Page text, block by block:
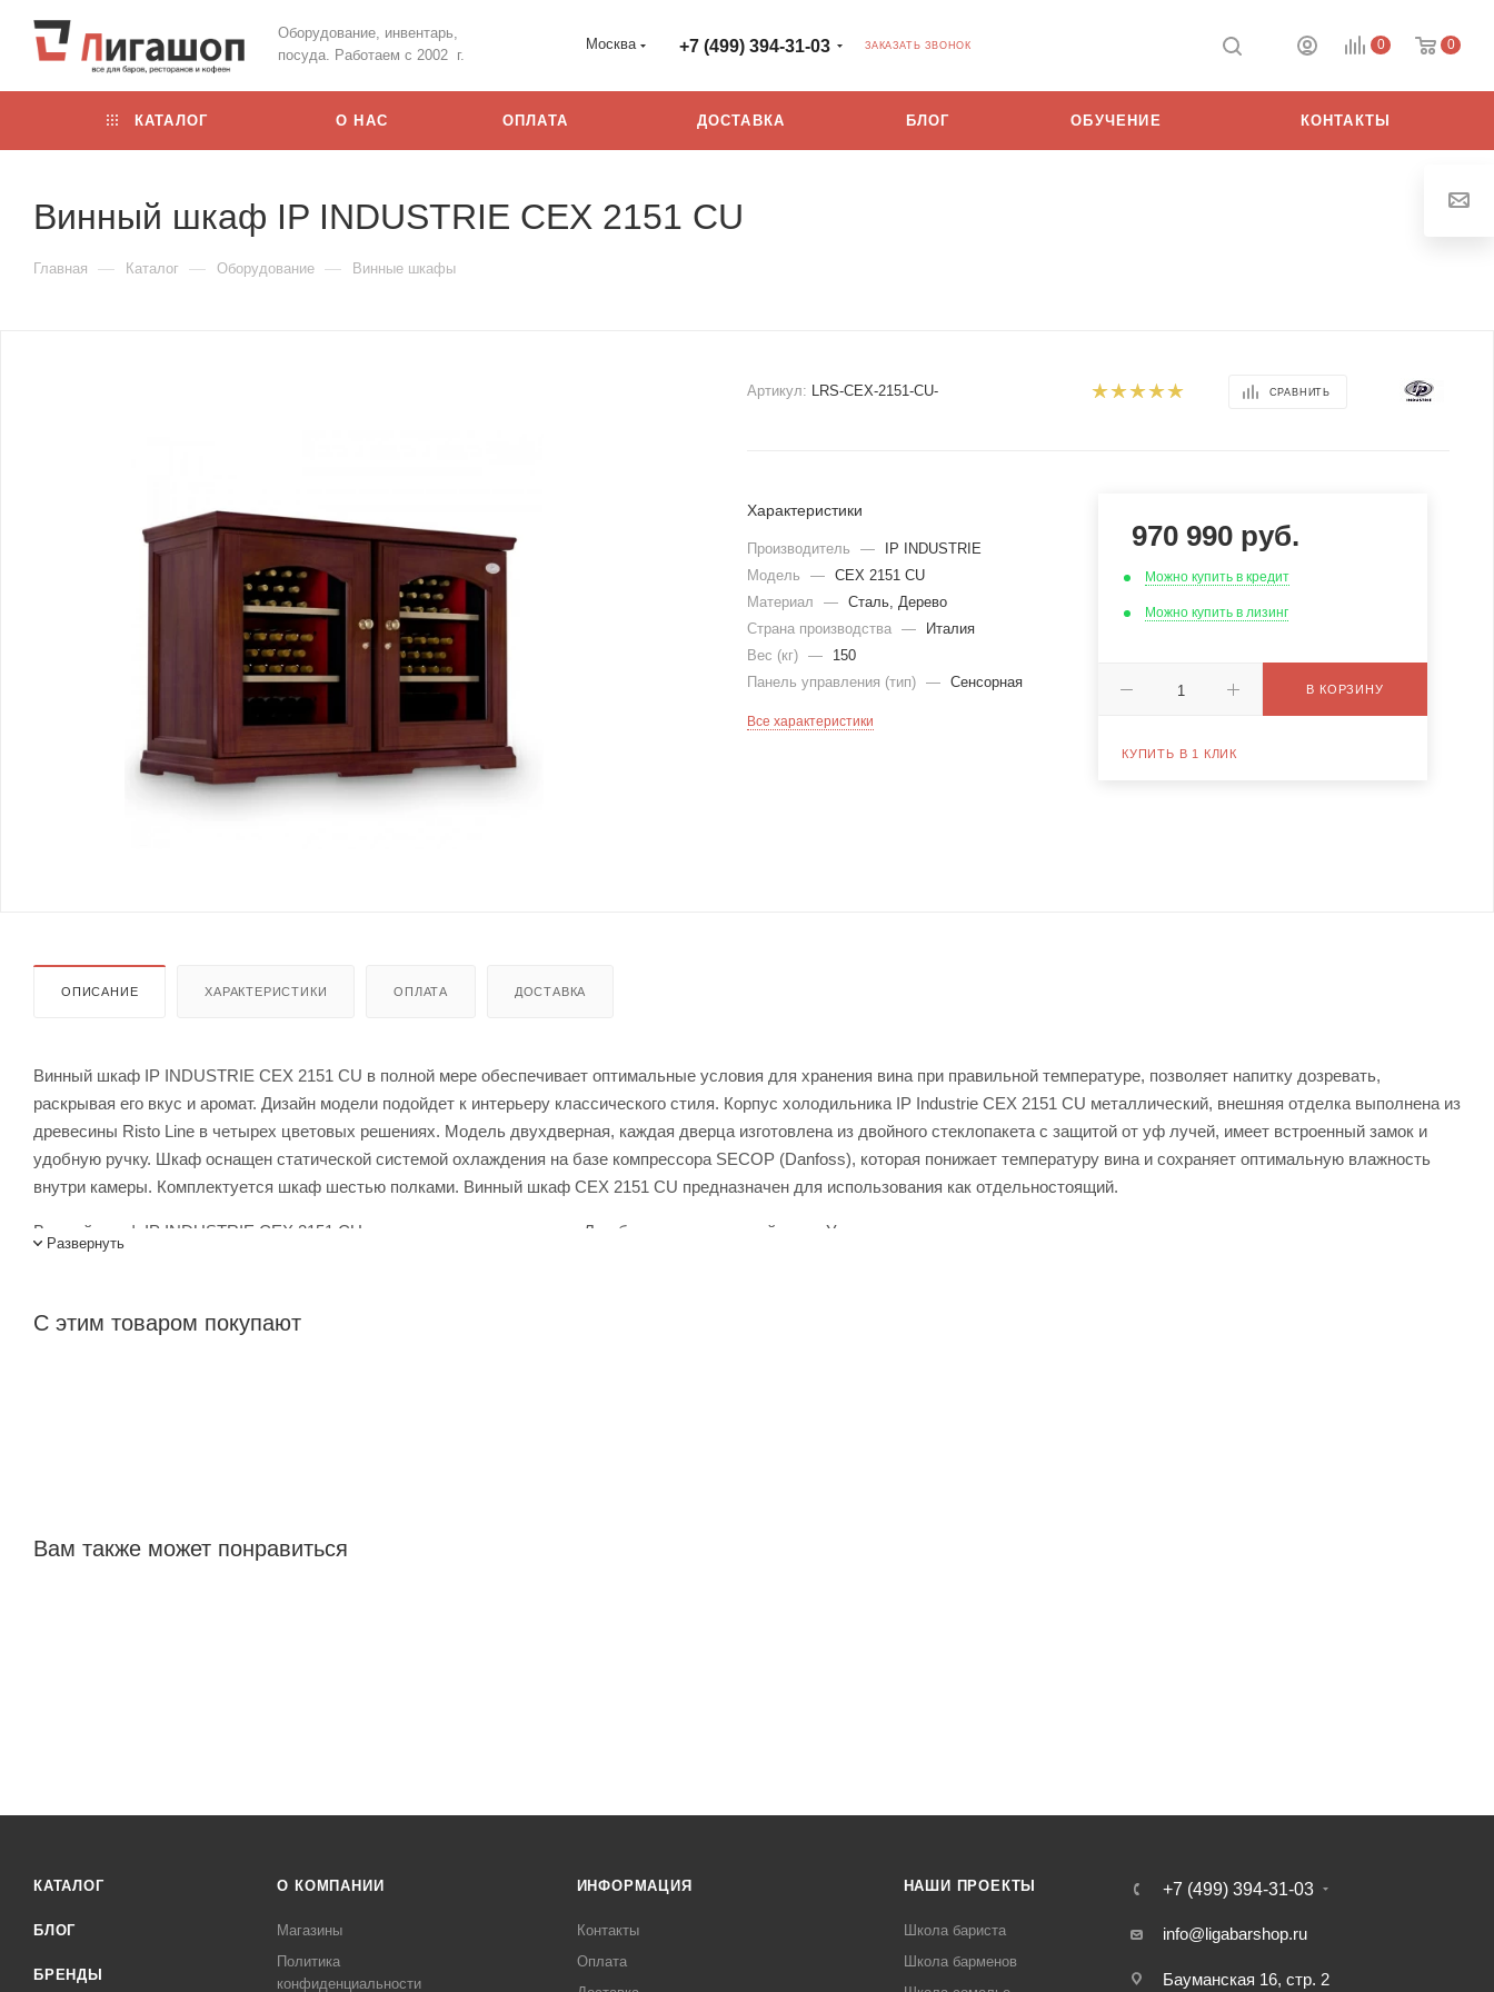
Оборудование, инвентарь,
посуда. Работаем с 2002 г.
Москва +7 (499) 394-31-03 ЗАКАЗАТЬ ЗВОНОК 0 0
КАТАЛОГ О НАС ОПЛАТА ДОСТАВКА БЛОГ ОБУЧЕНИЕ КОНТАКТЫ
Винный шкаф IP INDUSTRIE CEX 2151 CU
Главная — Каталог — Оборудование — Винные шкафы
Артикул: LRS-CEX-2151-CU- СРАВНИТЬ
Характеристики
Производитель —
IP INDUSTRIE
Модель
— CEX 2151 CU
Материал
— Сталь, Дерево
Страна производства —
Италия
Вес (кг) —
150
Панель управления (тип) — Сенсорная
Все характеристики
970 990 руб.
Можно купить в кредит
Можно купить в лизинг
В КОРЗИНУ
КУПИТЬ В 1 КЛИК
ОПИСАНИЕ ХАРАКТЕРИСТИКИ ОПЛАТА ДОСТАВКА
Винный шкаф IP INDUSTRIE CEX 2151 CU в полной мере обеспечивает оптимальные условия для хранения вина при правильной температуре, позволяет напитку дозревать,
раскрывая его вкус и аромат. Дизайн модели подойдет к интерьеру классического стиля. Корпус холодильника IP Industrie CEX 2151 СU металлический, внешняя отделка выполнена из
древесины Risto Line в четырех цветовых решениях. Модель двухдверная, каждая дверца изготовлена из двойного стеклопакета с защитой от уф лучей, имеет встроенный замок и
удобную ручку. Шкаф оснащен статической системой охлаждения на базе компрессора SECOP (Danfoss), которая понижает температуру вина и сохраняет оптимальную влажность
внутри камеры. Комплектуется шкаф шестью полками. Винный шкаф CEX 2151 СU предназначен для использования как отдельностоящий.
Винный шкаф IP INDUSTRIE CEX 2151 CU купить в интернет-магазине Лигабаршоп по выгодной цене. Уточнить наличие, стоимость и характеристики товара вы можете у наших
Развернуть
С этим товаром покупают
Вам также может понравиться
КАТАЛОГ
БЛОГ
БРЕНДЫ
О КОМПАНИИ
Магазины
Политика
конфиденциальности
ИНФОРМАЦИЯ
Контакты
Оплата
НАШИ ПРОЕКТЫ
Школа бариста
Школа барменов
+7 (499) 394-31-03
info@ligabarshop.ru
Бауманская 16, стр. 2